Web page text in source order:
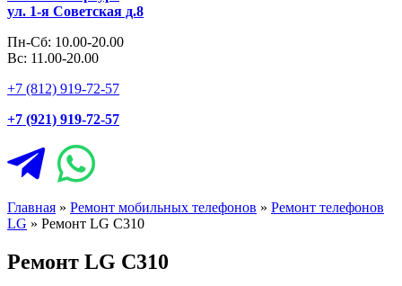
ул. 1-я Советская д.8
Пн-Сб: 10.00-20.00
Вс: 11.00-20.00
+7 (812) 919-72-57
+7 (921) 919-72-57
Главная » Ремонт мобильных телефонов » Ремонт телефонов
LG » Ремонт LG C310
Ремонт LG C310